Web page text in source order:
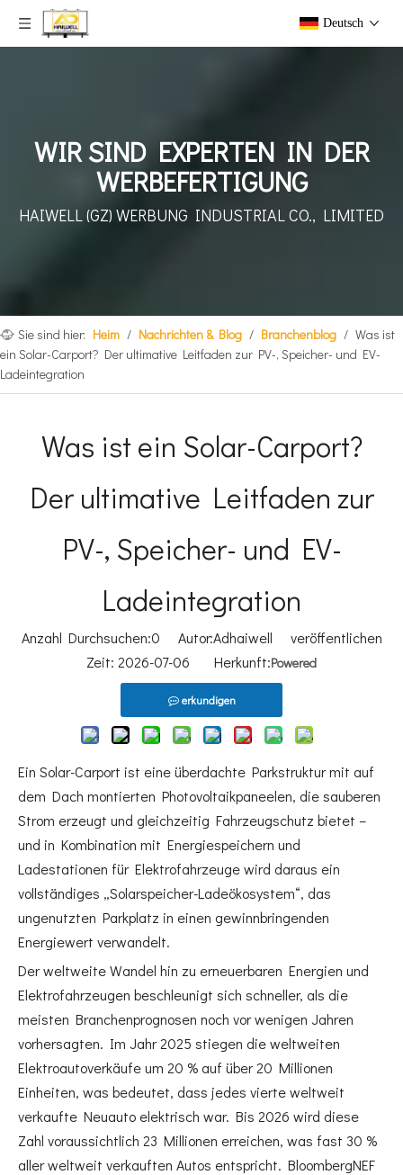
Deutsch
WIR SIND EXPERTEN IN DER
WERBEFERTIGUNG
HAIWELL (GZ) WERBUNG INDUSTRIAL CO., LIMITED
Sie sind hier: Heim / Nachrichten & Blog / Branchenblog / Was ist
ein Solar-Carport? Der ultimative Leitfaden zur PV-, Speicher- und EV-
Ladeintegration
Was ist ein Solar-Carport?
Der ultimative Leitfaden zur
PV-, Speicher- und EV-
Ladeintegration
Anzahl Durchsuchen:0 Autor:Adhaiwell veröffentlichen
Zeit: 2026-07-06 Herkunft:Powered
erkundigen
Ein Solar-Carport ist eine überdachte Parkstruktur mit auf
dem Dach montierten Photovoltaikpaneelen, die sauberen
Strom erzeugt und gleichzeitig Fahrzeugschutz bietet –
und in Kombination mit Energiespeichern und
Ladestationen für Elektrofahrzeuge wird daraus ein
vollständiges „Solarspeicher-Ladeökosystem“, das
ungenutzten Parkplatz in einen gewinnbringenden
Energiewert verwandelt.
Der weltweite Wandel hin zu erneuerbaren Energien und
Elektrofahrzeugen beschleunigt sich schneller, als die
meisten Branchenprognosen noch vor wenigen Jahren
vorhersagten. Im Jahr 2025 stiegen die weltweiten
Elektroautoverkäufe um 20 % auf über 20 Millionen
Einheiten, was bedeutet, dass jedes vierte weltweit
verkaufte Neuauto elektrisch war. Bis 2026 wird diese
Zahl voraussichtlich 23 Millionen erreichen, was fast 30 %
aller weltweit verkauften Autos entspricht. BloombergNEF